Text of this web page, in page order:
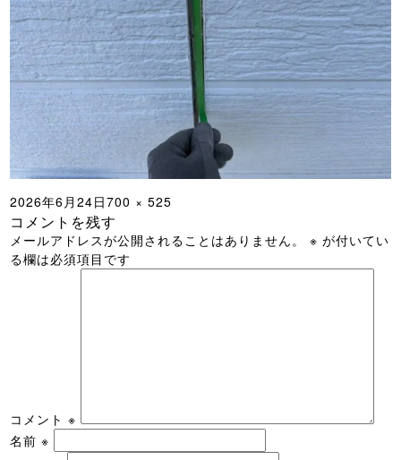
投
稿
日:
2026年6月24日フ
ル
サ
イ
700 × 525
コメントを残す
メールアドレスが公開されることはありません。 ※ が付いてい
る欄は必須項目です
コメント※
名前※